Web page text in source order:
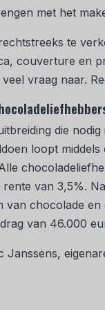
met het
te
couverture en
vraag naar.
die
loopt
van 3,5%.
van chocolade
van 46.000
Janssens,